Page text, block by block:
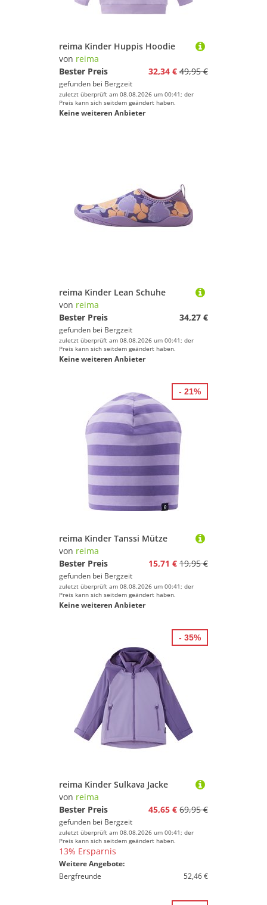
reima Kinder Huppis Hoodie
von reima
Bester Preis
32,34 € 49,95 €
gefunden bei Bergzeit
zuletzt überprüft am 08.08.2026 um 00:41; der
Preis kann sich seitdem geändert haben.
Keine weiteren Anbieter
reima Kinder Lean Schuhe
von reima
Bester Preis
34,27 €
gefunden bei Bergzeit
zuletzt überprüft am 08.08.2026 um 00:41; der
Preis kann sich seitdem geändert haben.
Keine weiteren Anbieter
reima Kinder Tanssi Mütze
von reima
Bester Preis
15,71 € 19,95 €
gefunden bei Bergzeit
zuletzt überprüft am 08.08.2026 um 00:41; der
Preis kann sich seitdem geändert haben.
Keine weiteren Anbieter
- 21%
reima Kinder Sulkava Jacke
von reima
Bester Preis
45,65 € 69,95 €
gefunden bei Bergzeit
zuletzt überprüft am 08.08.2026 um 00:41; der
Preis kann sich seitdem geändert haben.
13% Ersparnis
Weitere Angebote:
Bergfreunde
52,46 €
- 35%